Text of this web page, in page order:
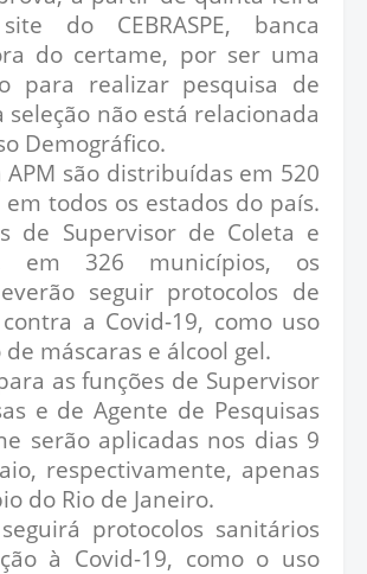
do CEBRASPE, banca
do certame, por ser uma
para realizar pesquisa de
seleção não está relacionada
Demográfico.
APM são distribuídas em 520
todos os estados do país.
de Supervisor de Coleta e
em 326 municípios, os
seguir protocolos de
a Covid-19, como uso
máscaras e álcool gel.
as funções de Supervisor
e de Agente de Pesquisas
serão aplicadas nos dias 9
respectivamente, apenas
do Rio de Janeiro.
protocolos sanitários
à Covid-19, como o uso